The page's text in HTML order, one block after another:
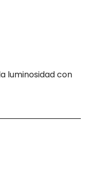
luminosidad con